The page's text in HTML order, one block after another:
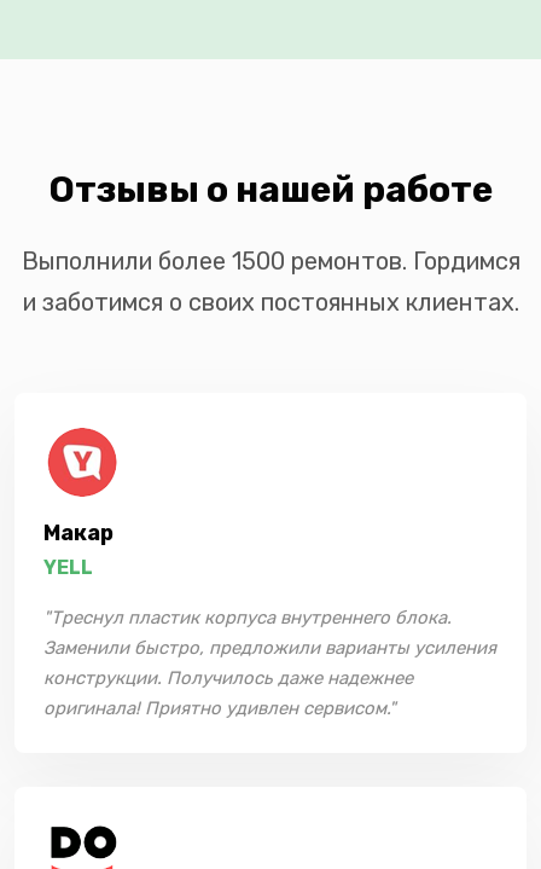
Отзывы о нашей работе
Выполнили более 1500 ремонтов. Гордимся
и заботимся о своих постоянных клиентах.
Макар
YELL
"Треснул пластик корпуса внутреннего блока.
Заменили быстро, предложили варианты усиления
конструкции. Получилось даже надежнее
оригинала! Приятно удивлен сервисом."